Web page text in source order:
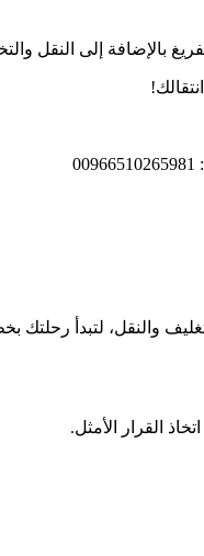
بالإضافة إلى النقل
والنقل، لتبدأ رحلتك
القرار الأمثل.